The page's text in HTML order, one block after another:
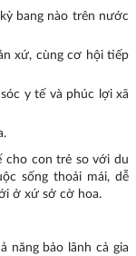
bang nào trên nước
xứ, cùng cơ hội tiếp
y tế và phúc lợi xã
cho con trẻ so với du
sống thoải mái, dễ
ở xứ sở cờ hoa.
năng bảo lãnh cả gia